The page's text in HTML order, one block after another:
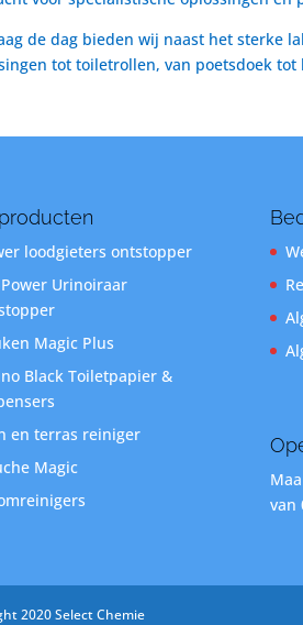
de dag bieden wij naast het sterke
tot toiletrollen, van poetsdoek
loodgieters ontstopper
Urinoiraar
Magic Plus
Black Toiletpapier &
en terras reiniger
Magic
van
2020 Select Chemie